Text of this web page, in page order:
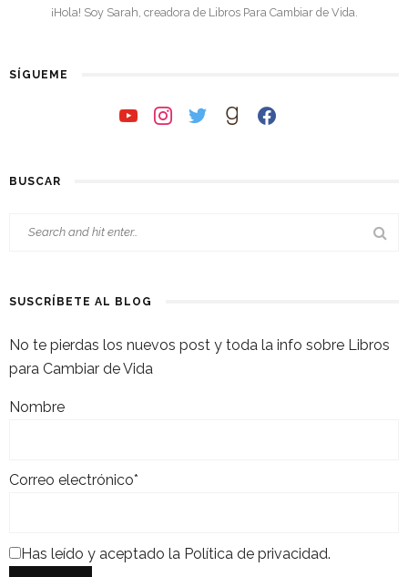
¡Hola! Soy Sarah, creadora de Libros Para Cambiar de Vida.
SÍGUEME
youtubeinstagramtwittergoodreadsfacebook
BUSCAR
SUSCRÍBETE AL BLOG
No te pierdas los nuevos post y toda la info sobre Libros
para Cambiar de Vida
Nombre
Correo electrónico*
Has leído y aceptado la Política de privacidad.